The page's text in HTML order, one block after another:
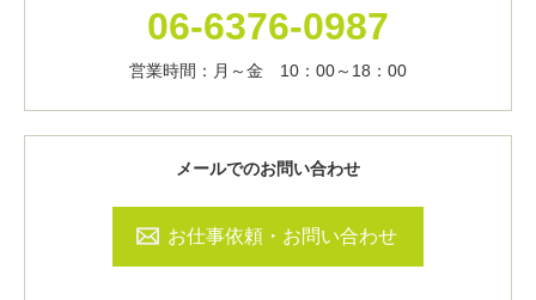
06-6376-0987
営業時間：月～金 10：00～18：00
メールでのお問い合わせ
お仕事依頼・お問い合わせ